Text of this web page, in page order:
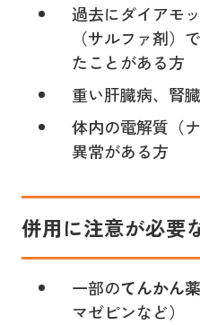
過去にダイアモ
（サルファ剤）
たことがある方
重い肝臓病、腎
体内の電解質（
異常がある方
併用に注意が必要
一部のてんかん薬
マゼピンなど）